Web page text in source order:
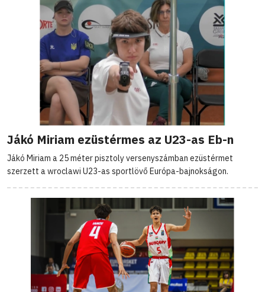
Jákó Miriam ezüstérmes az U23-as Eb-n
Jákó Miriam a 25 méter pisztoly versenyszámban ezüstérmet
szerzett a wroclawi U23-as sportlövő Európa-bajnokságon.